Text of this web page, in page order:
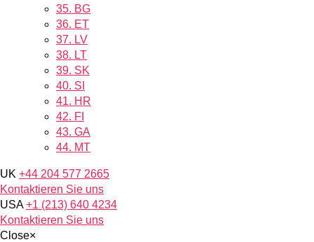
35. BG
36. ET
37. LV
38. LT
39. SK
40. SI
41. HR
42. FI
43. GA
44. MT
UK +44 204 577 2665
Kontaktieren Sie uns
USA +1 (213) 640 4234
Kontaktieren Sie uns
Close×